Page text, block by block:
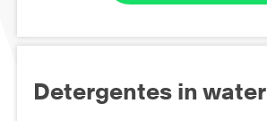
Detergentes in water